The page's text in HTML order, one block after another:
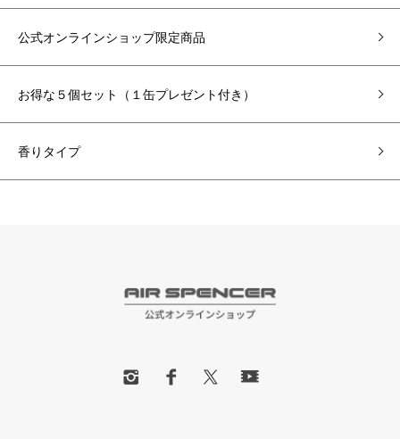
公式オンラインショップ限定商品
お得な５個セット（１缶プレゼント付き）
香りタイプ